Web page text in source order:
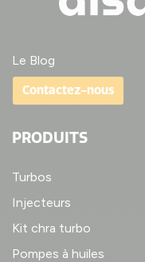
Le Blog
Contactez-nous
PRODUITS
Turbos
Injecteurs
Kit chra turbo
Pompes à huiles